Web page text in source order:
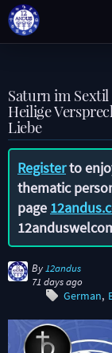
Saturn im
Heilige
Liebe
Registerto
thematic
page
By 12andus
71 days ago
German